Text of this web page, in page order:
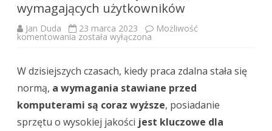
wymagających użytkowników
Jan Duda 23 marca 2023 Możliwość
komentowania Trzecia
P15v
–
nowoczesne
rozwiązania
dla
wymagających
użytkowników
została wyłączona
W dzisiejszych czasach, kiedy praca zdalna stała się
normą, a wymagania stawiane przed
komputerami są coraz wyższe, posiadanie
sprzętu o wysokiej jakości jest kluczowe dla